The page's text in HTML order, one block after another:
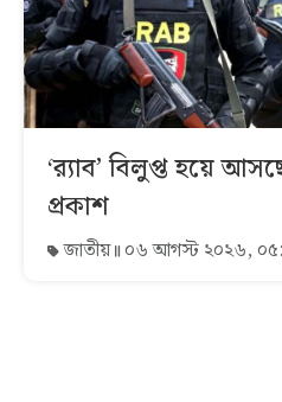
‘র‍্যাব’ বিলুপ্ত হয়ে
প্রকাশ
জাতীয় ০৬ আগস্ট ২০২৬,